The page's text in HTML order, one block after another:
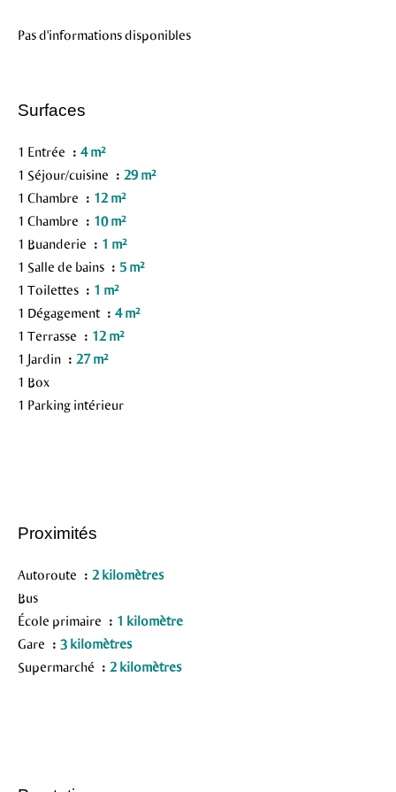
Pas d'informations disponibles
Surfaces
1 Entrée
4 m²
1 Séjour/cuisine
29 m²
1 Chambre
12 m²
1 Chambre
10 m²
1 Buanderie
1 m²
1 Salle de bains
5 m²
1 Toilettes
1 m²
1 Dégagement
4 m²
1 Terrasse
12 m²
1 Jardin
27 m²
1 Box
1 Parking intérieur
Proximités
Autoroute
2 kilomètres
Bus
École primaire
1 kilomètre
Gare
3 kilomètres
Supermarché
2 kilomètres